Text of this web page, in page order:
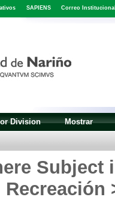
SAPIENS Correo
Division Mostrar
Subject
Recreación